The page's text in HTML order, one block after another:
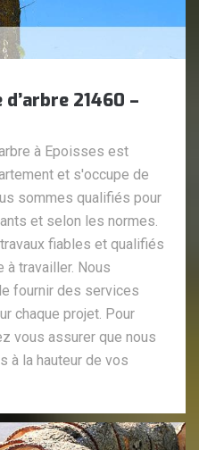
21460 –
à Epoisses est
et s'occupe de
sommes qualifiés pour
et selon les normes.
fiables et qualifiés
à travailler. Nous
fournir des services
chaque projet. Pour
vous assurer que nous
à la hauteur de vos